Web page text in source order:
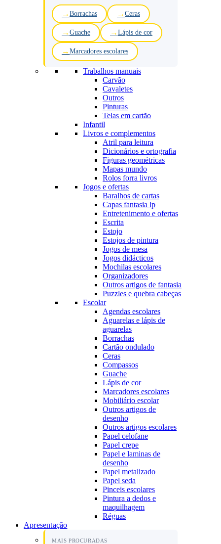
Borrachas Ceras
Guache Lápis de cor
Marcadores escolares
Trabalhos manuais
Carvão
Cavaletes
Outros
Pinturas
Telas em cartão
Infantil
Livros e complementos
Atril para leitura
Dicionários e ortografia
Figuras geométricas
Mapas mundo
Rolos forra livros
Jogos e ofertas
Baralhos de cartas
Capas fantasia lp
Entretenimento e ofertas
Escrita
Estojo
Estojos de pintura
Jogos de mesa
Jogos didácticos
Mochilas escolares
Organizadores
Outros artigos de fantasia
Puzzles e quebra cabeças
Escolar
Agendas escolares
Aguarelas e lápis de
aguarelas
Borrachas
Cartão ondulado
Ceras
Compassos
Guache
Lápis de cor
Marcadores escolares
Mobiliário escolar
Outros artigos de
desenho
Outros artigos escolares
Papel celofane
Papel crepe
Papel e laminas de
desenho
Papel metalizado
Papel seda
Pinceis escolares
Pintura a dedos e
maquilhagem
Réguas
Apresentação
MAIS PROCURADAS